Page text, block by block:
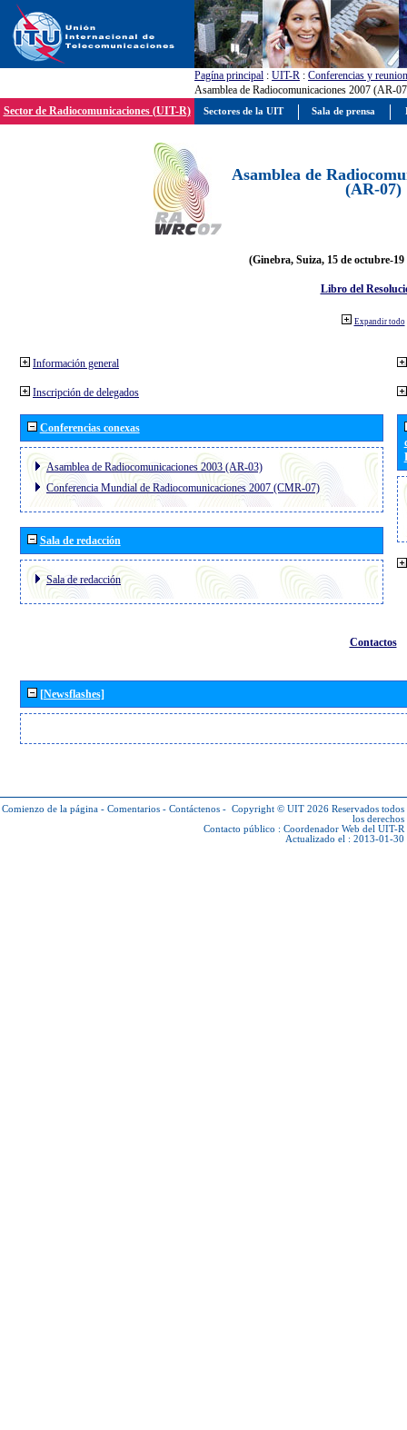
Pagína principal : UIT-R : Conferencias y
Asamblea de Radiocomunicaciones 2007 (AR-
Sector de Radiocomunicaciones (UIT-R)
Asamblea de
(AR-07)
(Ginebra, Suiza, 15 de octubre-19
Libro del
Expandir todo
Información general
Inscripción de delegados
Conferencias conexas
Asamblea de Radiocomunicaciones 2003 (AR-03)
Conferencia Mundial de Radiocomunicaciones 2007 (CMR-07)
Sala de redacción
Sala de redacción
Contactos
[Newsflashes]
Comienzo de la página - Comentarios - Contáctenos - Copyright © UIT 2026 Reservados todos
los derechos
Contacto público : Coordenador Web del UIT-R
Actualizado el : 2013-01-30
Sectores de la UIT Sala de prensa